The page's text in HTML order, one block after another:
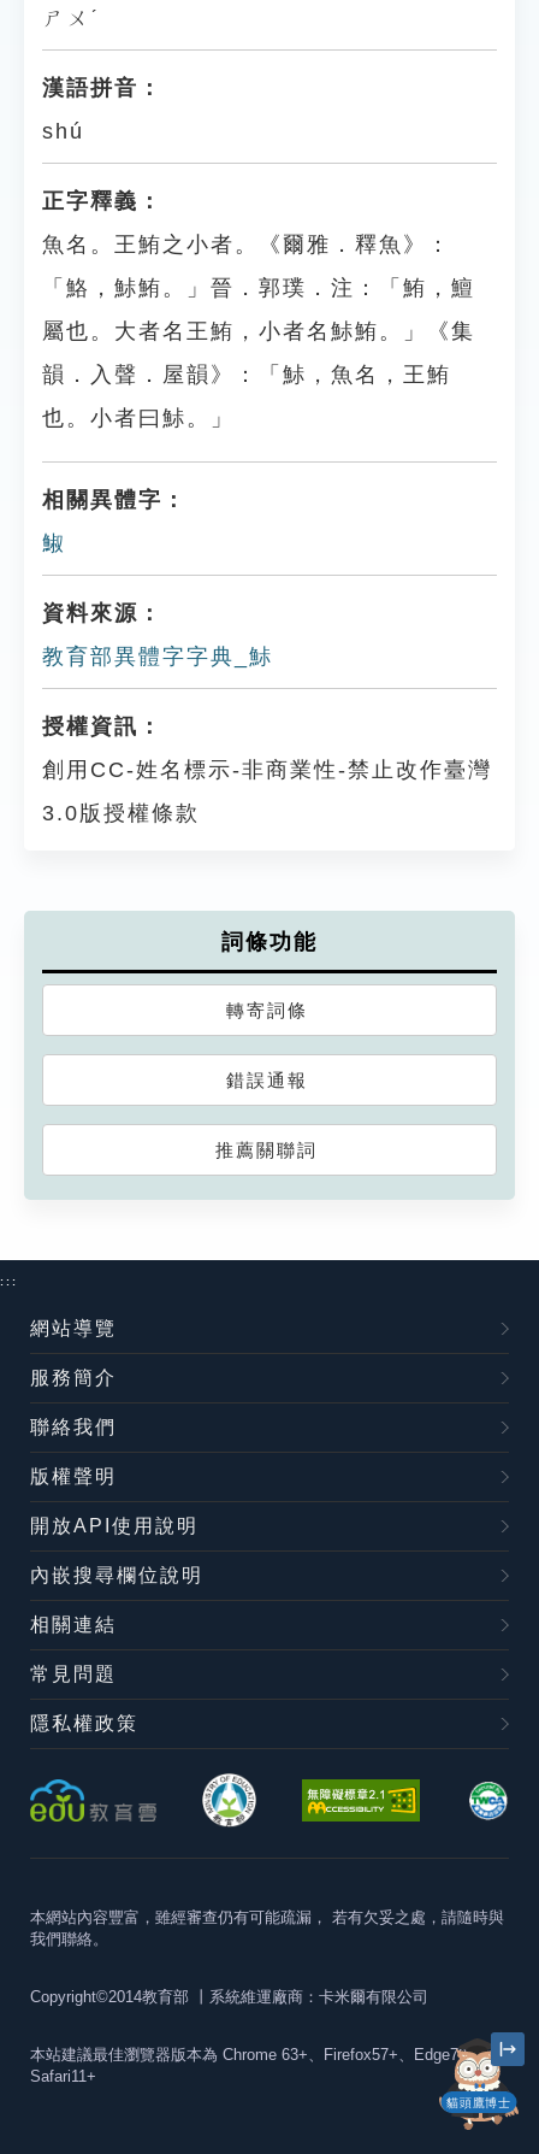
ㄕㄨˊ
漢語拼音：
shú
正字釋義：
魚名。王鮪之小者。《爾雅．釋魚》：
「鮥，鮛鮪。」晉．郭璞．注：「鮪，鱣
屬也。大者名王鮪，小者名鮛鮪。」《集
韻．入聲．屋韻》：「鮛，魚名，王鮪
也。小者曰鮛。」
相關異體字：
䱙
資料來源：
教育部異體字字典_鮛
授權資訊：
創用CC-姓名標示-非商業性-禁止改作臺灣
3.0版授權條款
詞條功能
轉寄詞條
錯誤通報
推薦關聯詞
貓頭鷹博士
:::
網站導覽
服務簡介
聯絡我們
版權聲明
開放API使用說明
內嵌搜尋欄位說明
相關連結
常見問題
隱私權政策
本網站內容豐富，雖經審查仍有可能疏漏， 若有欠妥之處，請隨時與
我們聯絡。
Copyright©2014教育部 丨系統維運廠商：卡米爾有限公司
本站建議最佳瀏覽器版本為 Chrome 63+、Firefox57+、Edge79+及
Safari11+